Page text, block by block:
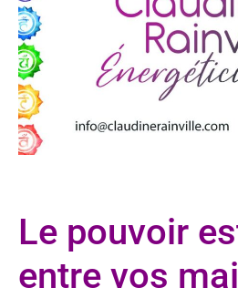
Le pouvoir
entre vos